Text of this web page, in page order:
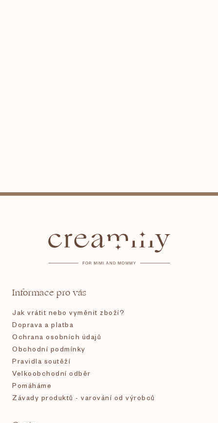
Informace pro vás
Jak vrátit nebo vyměnit zboží?
Doprava a platba
Ochrana osobních údajů
Obchodní podmínky
Pravidla soutěží
Velkoobchodní odběr
Pomáháme
Závady produktů - varování od výrobců